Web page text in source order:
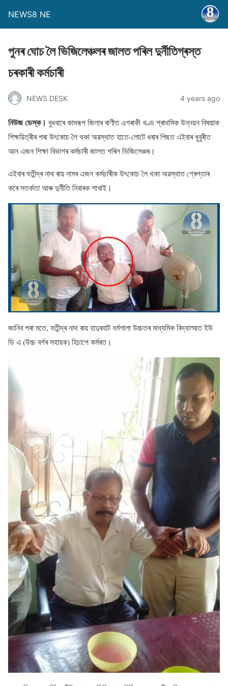
NEWS8 NE
পুনৰ ঘােচ লৈ ভিজিলেঞ্চলৰ জালত পৰিল দুৰ্নীতিগ্ৰস্ত
চৰকাৰী কৰ্মচাৰী
NEWS DESK 4 years ago
নিউজ ডেস্ক। বুধবাৰে কামৰূপ জিলাৰ ৰাণীত এগৰাকী খণ্ড প্ৰাথমিক উন্নয়ন বিষয়াক
শিক্ষয়িত্ৰীৰ পৰা উৎকােচ লৈ থকা অৱস্থাত হাতে-লােটে ধৰাৰ পিছত এইবাৰ ধুবুৰীত
আন এজন শিক্ষা বিভাগৰ কৰ্মচাৰী জালত পৰিল ভিজিলেঞ্চৰ।
এইবাৰ যতীন্দ্ৰ নাথ ৰায় নামৰ এজন কৰ্মচাৰীক উৎকােচ লৈ থকা অৱস্থাত গ্ৰেপ্তাৰ
কৰে সতৰ্কতা আৰু দুৰ্নীতি নিবাৰক শাখাই।
জানিব পৰা মতে, যতীন্দ্ৰ নাথ ৰায় হাদুৰহাট ধৰ্মশালা উচ্চতৰ মাধ্যমিক বিদ্যালয়ত ইউ
ডি এ (উচ্চ বৰ্গৰ সহায়ক) হিচাপে কৰ্মৰত।